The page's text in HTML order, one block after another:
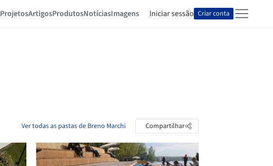
ProjetosArtigosProdutosNotíciasImagens Iniciar sessão Criar conta
Ver todas as pastas de Breno Marchi Compartilhar